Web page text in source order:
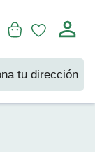
tu dirección